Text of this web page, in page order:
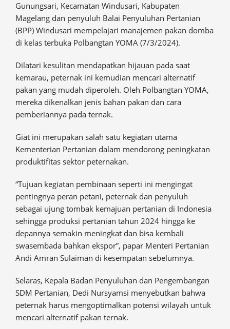
Gunungsari, Kecamatan Windusari, Kabupaten
Magelang dan penyuluh Balai Penyuluhan Pertanian
(BPP) Windusari mempelajari manajemen pakan domba
di kelas terbuka Polbangtan YOMA (7/3/2024).
Dilatari kesulitan mendapatkan hijauan pada saat
kemarau, peternak ini kemudian mencari alternatif
pakan yang mudah diperoleh. Oleh Polbangtan YOMA,
mereka dikenalkan jenis bahan pakan dan cara
pemberiannya pada ternak.
Giat ini merupakan salah satu kegiatan utama
Kementerian Pertanian dalam mendorong peningkatan
produktifitas sektor peternakan.
“Tujuan kegiatan pembinaan seperti ini mengingat
pentingnya peran petani, peternak dan penyuluh
sebagai ujung tombak kemajuan pertanian di Indonesia
sehingga produksi pertanian tahun 2024 hingga ke
depannya semakin meningkat dan bisa kembali
swasembada bahkan ekspor”, papar Menteri Pertanian
Andi Amran Sulaiman di kesempatan sebelumnya.
Selaras, Kepala Badan Penyuluhan dan Pengembangan
SDM Pertanian, Dedi Nursyamsi menyebutkan bahwa
peternak harus mengoptimalkan potensi wilayah untuk
mencari alternatif pakan ternak.